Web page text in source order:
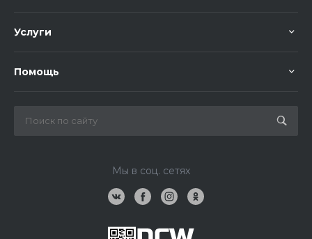
Услуги
Помощь
Мы в соц. сетях